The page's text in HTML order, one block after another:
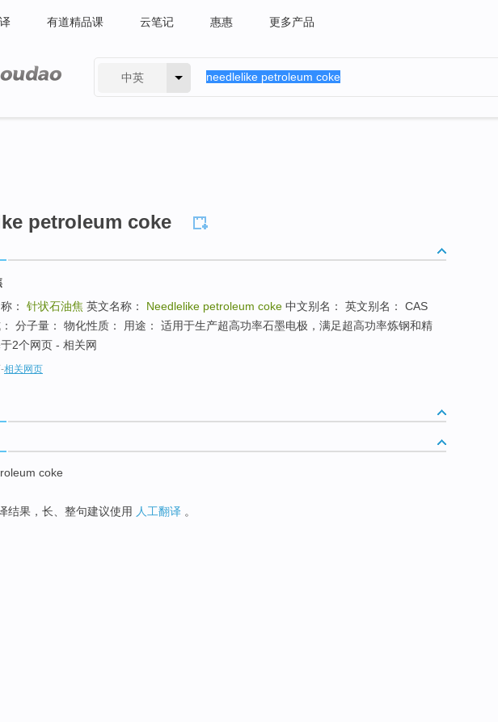
有道精品课 云笔记 惠惠 更多产品
中英
petroleum coke
： 针状石油焦 英文名称： Needlelike petroleum coke 中文别名： 英文别名： CAS
分子量： 物化性质： 用途： 适用于生产超高功率石墨电极，满足超高功率炼钢和精
2个网页 - 相关网
-相关网页
coke
结果，长、整句建议使用 人工翻译 。